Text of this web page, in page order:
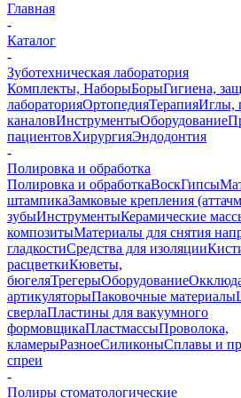
Главная
-
Каталог
-
Зуботехническая лаборатория
Комплекты, НаборыБорыГигиена,
лабораторияОртопедияТерапияИглы,
каналовИнструментыОборудование
пациентовХирургияЭндодонтия
-
Полировка и обработка
Полировка и обработкаВоскГипсы
штампикаЗамковые крепления
зубыИнструментыКерамические
композитыМатериалы для снятия
гладкостиСредства для изоляции
расцветкиКюветы,
бюгеляТрегерыОборудование
артикуляторыПаковочные материалы
сверлаПластины для вакуумного
формовщикаПластмассыПроволока,
кламерыРазноеСиликоныСплавы и
спреи
-
Полиры стоматологические